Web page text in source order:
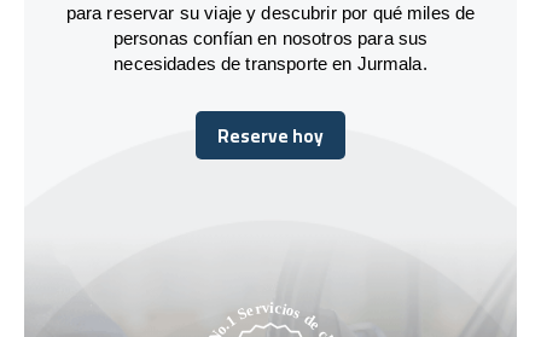
para reservar su viaje y descubrir por qué miles de
personas confían en nosotros para sus
necesidades de transporte en Jurmala.
Reserve hoy
Reserve hoy